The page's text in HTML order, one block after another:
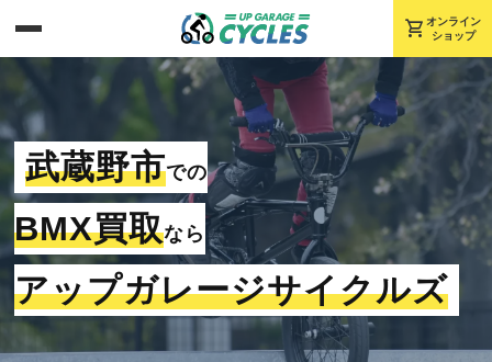
shopping_cart オンライン
ショップ
武蔵野市での
BMX買取なら
アップガレージサイクルズ